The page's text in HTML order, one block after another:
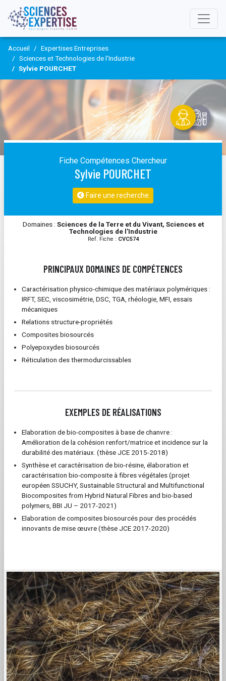
Accueil
Expertises Entreprises
Sciences et Technologies de l'Industrie
Sylvie POURCHET
Fiche Compétences Chercheur
Sylvie POURCHET
Faire une recherche
Domaines : Sciences de la Terre et du Vivant, Sciences et
Technologies de l'Industrie
Ref. Fiche : CVC574
PRINCIPAUX DOMAINES DE COMPÉTENCES
Caractérisation physico-chimique des matériaux polymériques :
IRFT, SEC, viscosimétrie, DSC, TGA, rhéologie, MFI, essais
mécaniques
Relations structure-propriétés
Composites biosourcés
Polyepoxydes biosourcés
Réticulation des thermodurcissables
EXEMPLES DE RÉALISATIONS
Elaboration de bio-composites à base de chanvre :
Amélioration de la cohésion renfort/matrice et incidence sur la
durabilité des matériaux. (thèse JCE 2015-2018)
Synthèse et caractérisation de bio-résine, élaboration et
caractérisation bio-composite à fibres végétales (projet
européen SSUCHY, Sustainable Structural and Multifunctional
Biocomposites from Hybrid Natural Fibres and bio-based
polymers, BBI JU – 2017-2021)
Elaboration de composites biosourcés pour des procédés
innovants de mise œuvre (thèse JCE 2017-2020)